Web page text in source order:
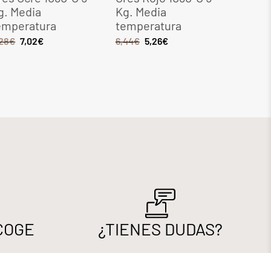
7,02€
Kg. Media
temperatura
6,44€ 5,26€
¿TIENES DUDAS?